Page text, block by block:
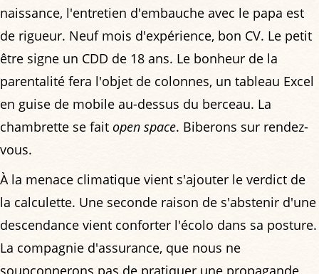
naissance, l'entretien d'embauche avec le papa est
de rigueur. Neuf mois d'expérience, bon CV. Le petit
être signe un CDD de 18 ans. Le bonheur de la
parentalité fera l'objet de colonnes, un tableau Excel
en guise de mobile au-dessus du berceau. La
chambrette se fait open space. Biberons sur rendez-
vous.
À la menace climatique vient s'ajouter le verdict de
la calculette. Une seconde raison de s'abstenir d'une
descendance vient conforter l'écolo dans sa posture.
La compagnie d'assurance, que nous ne
soupçonnerons pas de pratiquer une propagande